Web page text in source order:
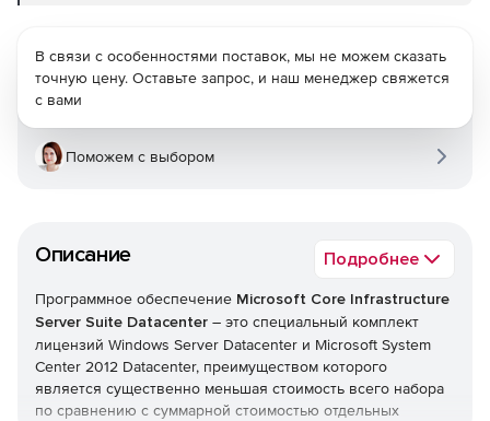
Описание Подробнее
Программное обеспечение Microsoft Core Infrastructure
Server Suite Datacenter – это специальный комплект
лицензий Windows Server Datacenter и Microsoft System
Center 2012 Datacenter, преимуществом которого
является существенно меньшая стоимость всего набора
по сравнению с суммарной стоимостью отдельных
В связи с особенностями поставок, мы не можем сказать
точную цену. Оставьте запрос, и наш менеджер свяжется
с вами
Поможем с выбором